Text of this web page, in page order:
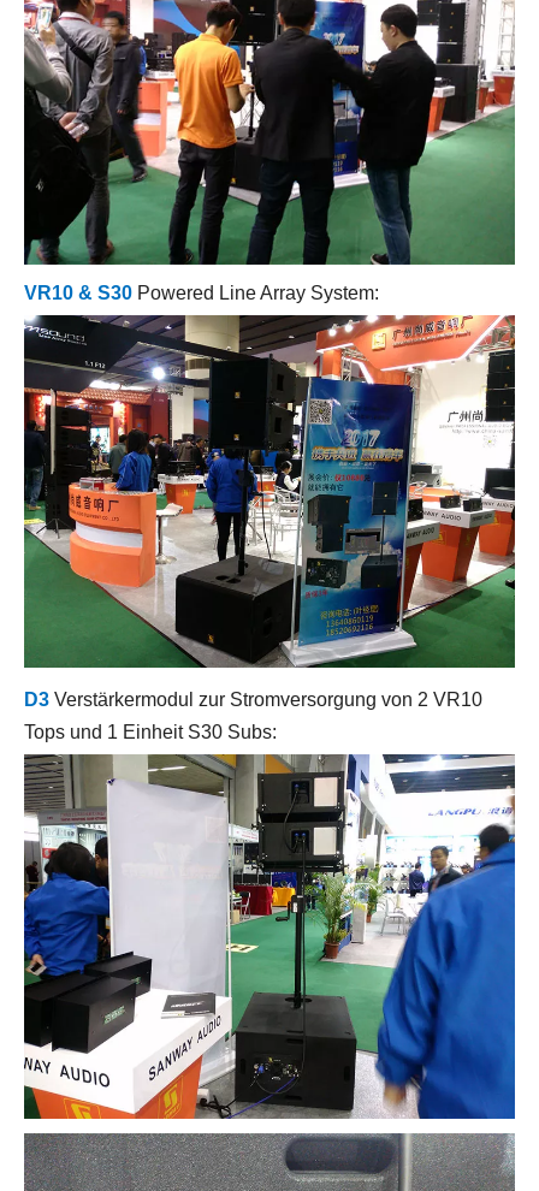
VR10 & S30 Powered Line Array System:
D3 Verstärkermodul zur Stromversorgung von 2 VR10
Tops und 1 Einheit S30 Subs: